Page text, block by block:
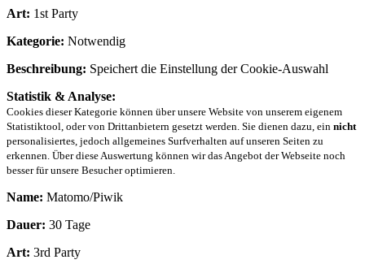
Art: 1st Party
Kategorie: Notwendig
Beschreibung: Speichert die Einstellung der Cookie-Auswahl
Statistik & Analyse:
Cookies dieser Kategorie können über unsere Website von unserem eigenem
Statistiktool, oder von Drittanbietern gesetzt werden. Sie dienen dazu, ein nicht
personalisiertes, jedoch allgemeines Surfverhalten auf unseren Seiten zu
erkennen. Über diese Auswertung können wir das Angebot der Webseite noch
besser für unsere Besucher optimieren.
Name: Matomo/Piwik
Dauer: 30 Tage
Art: 3rd Party